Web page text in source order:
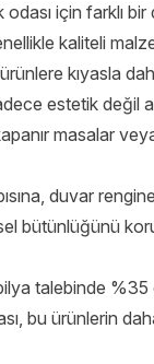
için farklı bir
kaliteli
kıyasla daha
estetik değil
masalar
duvar
bütünlüğünü
talebinde %35
bu ürünlerin